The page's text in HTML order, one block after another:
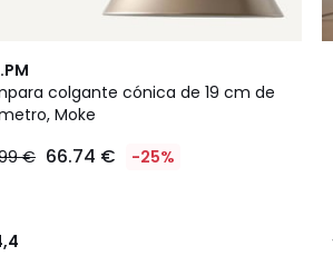
colgante cónica de 19 cm de
Moke
€ 66.74 € -25%